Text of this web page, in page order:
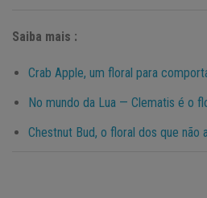
Saiba mais :
Crab Apple, um floral para
No mundo da Lua — Clematis é o
Chestnut Bud, o floral dos que não